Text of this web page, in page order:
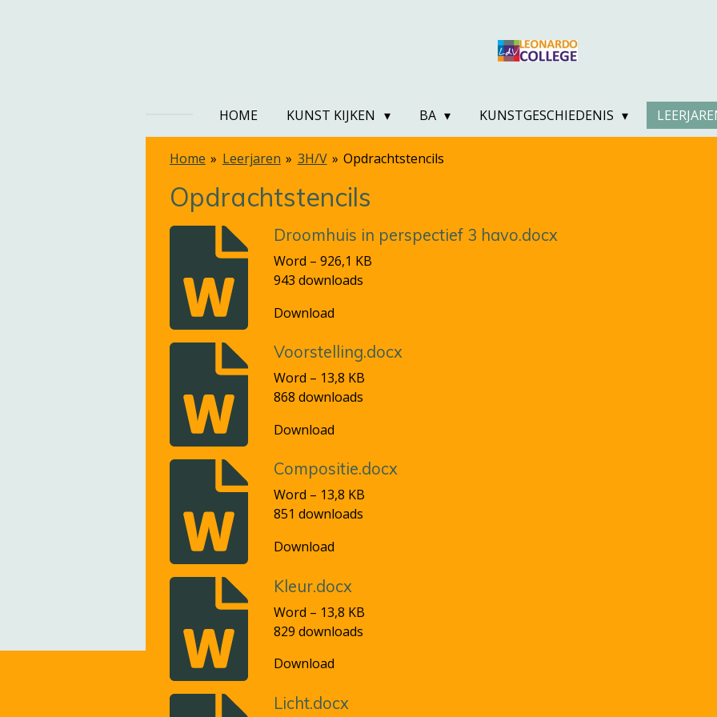
HOME KUNST KIJKEN BA KUNSTGESCHIEDENIS
Home » Leerjaren » 3H/V » Opdrachtstencils
Opdrachtstencils
Droomhuis in perspectief 3 havo.docx
Word – 926,1 KB
943 downloads
Download
Voorstelling.docx
Word – 13,8 KB
868 downloads
Download
Compositie.docx
Word – 13,8 KB
851 downloads
Download
Kleur.docx
Word – 13,8 KB
829 downloads
Download
Licht.docx